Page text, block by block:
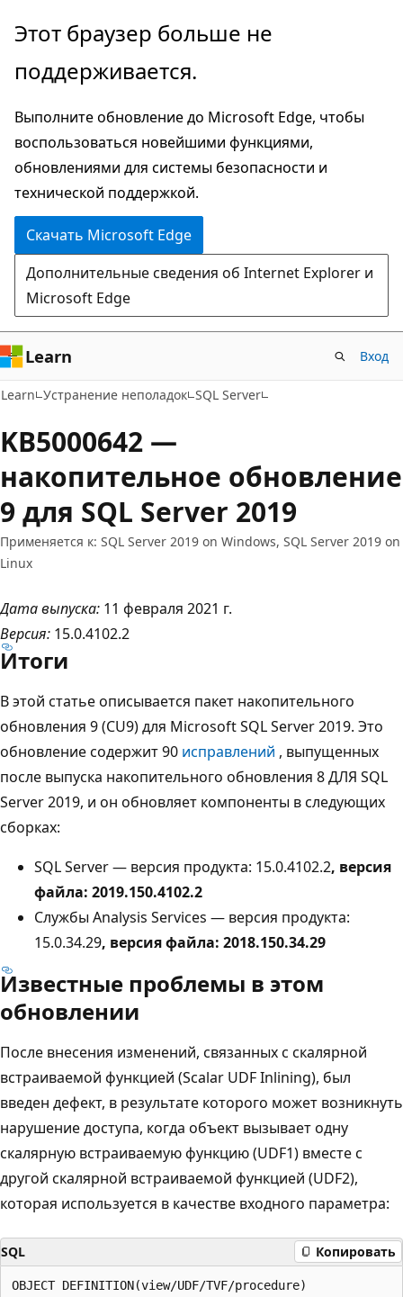
Пропустить
перейти
основному
содержимому
Этот браузер больше не
поддерживается.
Выполните обновление до Microsoft Edge, чтобы
воспользоваться новейшими функциями,
обновлениями для системы безопасности и
технической поддержкой.
Скачать Microsoft Edge
Дополнительные сведения об Internet Explorer и
Microsoft Edge
Learn Вход
Learn Устранение неполадок SQL Server
KB5000642 —
накопительное обновление
9 для SQL Server 2019
Применяется к: SQL Server 2019 on Windows, SQL Server 2019 on
Linux
Дата выпуска: 11 февраля 2021 г.
Версия: 15.0.4102.2
Итоги
В этой статье описывается пакет накопительного
обновления 9 (CU9) для Microsoft SQL Server 2019. Это
обновление содержит 90 исправлений , выпущенных
после выпуска накопительного обновления 8 ДЛЯ SQL
Server 2019, и он обновляет компоненты в следующих
сборках:
SQL Server — версия продукта: 15.0.4102.2, версия
файла: 2019.150.4102.2
Службы Analysis Services — версия продукта:
15.0.34.29, версия файла: 2018.150.34.29
Известные проблемы в этом
обновлении
После внесения изменений, связанных с скалярной
встраиваемой функцией (Scalar UDF Inlining), был
введен дефект, в результате которого может возникнуть
нарушение доступа, когда объект вызывает одну
скалярную встраиваемую функцию (UDF1) вместе с
другой скалярной встраиваемой функцией (UDF2),
которая используется в качестве входного параметра:
SQL Копировать
OBJECT DEFINITION(view/UDF/TVF/procedure)